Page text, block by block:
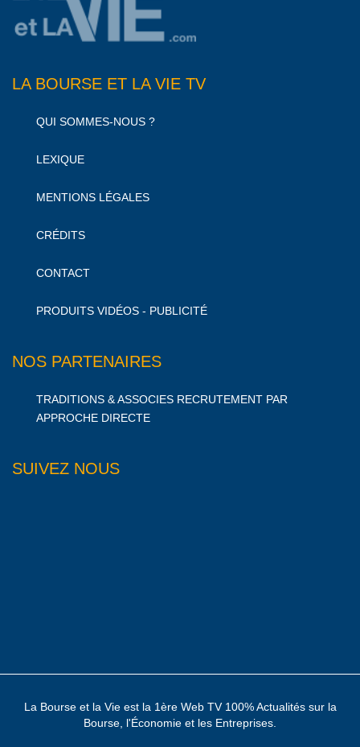
LA BOURSE ET LA VIE TV
QUI SOMMES-NOUS ?
LEXIQUE
MENTIONS LÉGALES
CRÉDITS
CONTACT
PRODUITS VIDÉOS - PUBLICITÉ
NOS PARTENAIRES
TRADITIONS & ASSOCIES RECRUTEMENT PAR
APPROCHE DIRECTE
SUIVEZ NOUS
La Bourse et la Vie est la 1ère Web TV 100% Actualités sur la
Bourse, l'Économie et les Entreprises.